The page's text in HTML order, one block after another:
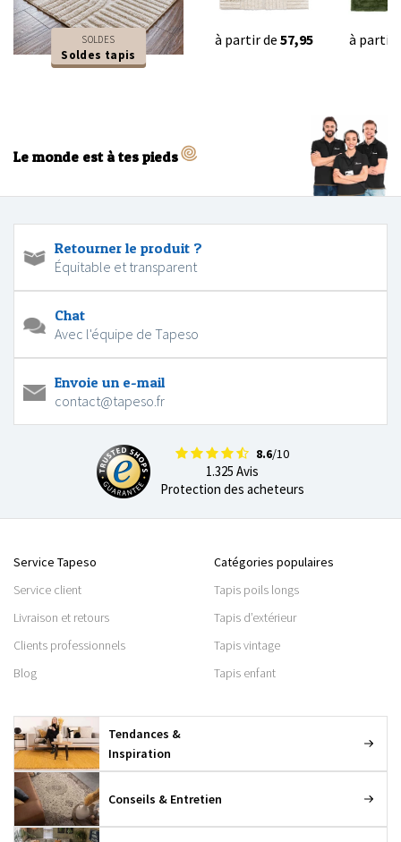
SOLDES
Soldes tapis
à partir de 57,95 à partir
Le monde est à tes pieds
Retourner le produit ?
Équitable et transparent
Chat
Avec l'équipe de Tapeso
Envoie un e-mail
contact@tapeso.fr
8.6/10
1.325 Avis
Protection des acheteurs
Service Tapeso
Service client
Livraison et retours
Clients professionnels
Blog
Catégories populaires
Tapis poils longs
Tapis d’extérieur
Tapis vintage
Tapis enfant
Tendances &
Inspiration
Conseils & Entretien